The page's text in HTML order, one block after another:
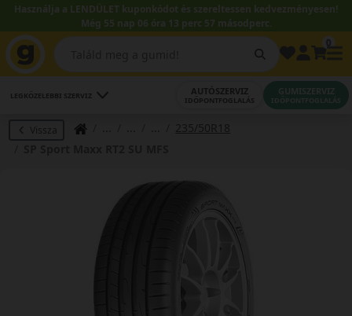
Használja a LENDÜLET kuponkódot és szereltessen kedvezményesen!
Még 55 nap 06 óra 13 perc 57 másodperc.
LEGKÖZELEBBI SZERVIZ AUTÓSZERVIZ
IDŐPONTFOGLALÁS
GUMISZERVIZ
IDŐPONTFOGLALÁS
Vissza
235/50R18